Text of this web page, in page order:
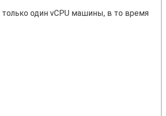
один vCPU машины, в то время